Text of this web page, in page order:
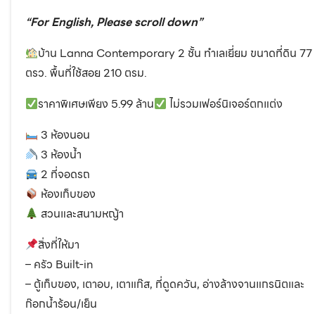
“For English, Please scroll down”
บ้าน Lanna Contemporary 2 ชั้น ทำเลเยี่ยม ขนาดที่ดิน 77
ตรว. พื้นที่ใช้สอย 210 ตรม.
ราคาพิเศษเพียง 5.99 ล้าน
ไม่รวมเฟอร์นิเจอร์ตกแต่ง
3 ห้องนอน
3 ห้องน้ำ
2 ที่จอดรถ
ห้องเก็บของ
สวนและสนามหญ้า
สิ่งที่ให้มา
– ครัว Built-in
– ตู้เก็บของ, เตาอบ, เตาแก๊ส, ที่ดูดควัน, อ่างล้างจานแกรนิตและ
ก๊อกน้ำร้อน/เย็น